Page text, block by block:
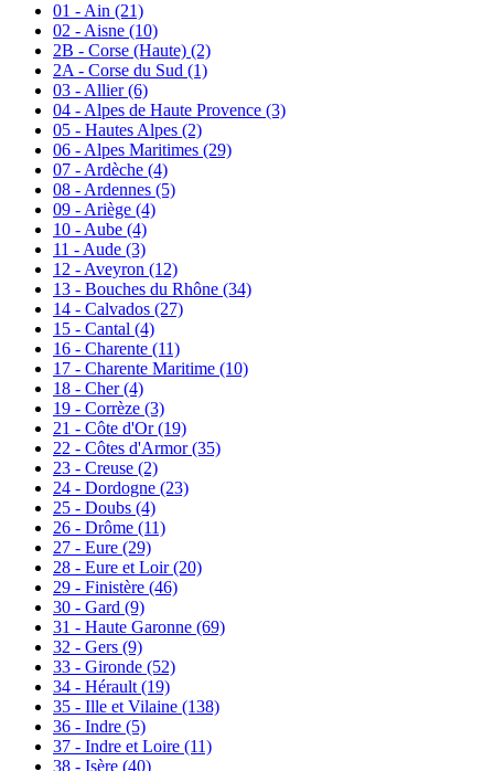
01 - Ain (21)
02 - Aisne (10)
2B - Corse (Haute) (2)
2A - Corse du Sud (1)
03 - Allier(6)
04 - Alpes de Haute Provence (3)
05 - Hautes Alpes (2)
06 - Alpes Maritimes (29)
07 - Ardèche (4)
08 - Ardennes (5)
09 - Ariège (4)
10 - Aube (4)
11 - Aude (3)
12 - Aveyron (12)
13 - Bouches du Rhône (34)
14 - Calvados (27)
15 - Cantal (4)
16 - Charente (11)
17 - Charente Maritime (10)
18 - Cher(4)
19 - Corrèze (3)
21 - Côte d'Or(19)
22 - Côtes d'Armor(35)
23 - Creuse (2)
24 - Dordogne (23)
25 - Doubs (4)
26 - Drôme (11)
27 - Eure (29)
28 - Eure et Loir(20)
29 - Finistère (46)
30 - Gard (9)
31 - Haute Garonne (69)
32 - Gers (9)
33 - Gironde (52)
34 - Hérault (19)
35 - Ille et Vilaine (138)
36 - Indre (5)
37 - Indre et Loire (11)
38 - Isère (40)